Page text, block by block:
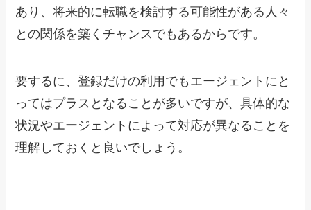
あり、将来的に転職を検討する可能性がある人々
との関係を築くチャンスでもあるからです。
要するに、登録だけの利用でもエージェントにと
ってはプラスとなることが多いですが、具体的な
状況やエージェントによって対応が異なることを
理解しておくと良いでしょう。